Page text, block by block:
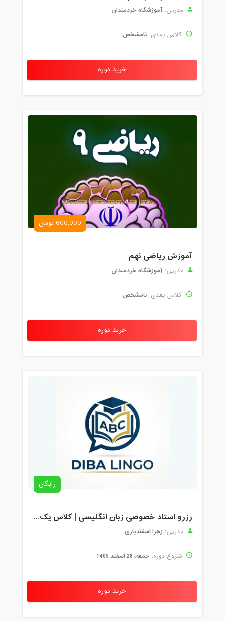
مدرس: آموزشگاه خردمندان
کلاس بعدی: نامشخص
خرید دوره
600,000 تومان
آموزش ریاضی نهم
مدرس: آموزشگاه خردمندان
کلاس بعدی: نامشخص
خرید دوره
رایگان
رزرو استاد خصوصی زبان انگلیسی | کلاس یک‌نفره با زهرا اسفندیاری + مشاوره رایگان
مدرس: زهرا اسفندیاری
شروع دوره: جمعه، 28 اسفند 1405
خرید دوره